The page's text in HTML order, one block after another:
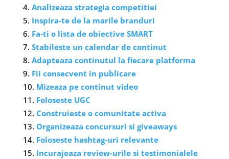
Analizeaza strategia competitiei
Inspira-te de la marile branduri
Fa-ti o lista de obiective SMART
Stabileste un calendar de continut
Adapteaza continutul la fiecare platforma
Fii consecvent in publicare
Mizeaza pe continut video
Foloseste UGC
Construieste o comunitate activa
Organizeaza concursuri si giveaways
Foloseste hashtag-uri relevante
Incurajeaza review-urile si testimonialele